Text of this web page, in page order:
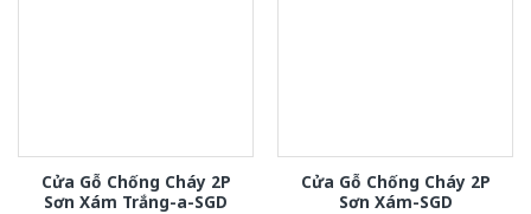
Cửa Gỗ Chống Cháy 2P
Sơn Xám Trắng-a-SGD
Cửa Gỗ Chống Cháy 2P
Sơn Xám-SGD